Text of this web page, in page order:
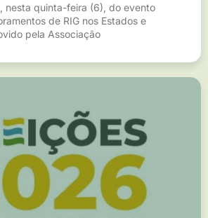
nesta quinta-feira (6), do evento
de RIG nos Estados e
pela Associação